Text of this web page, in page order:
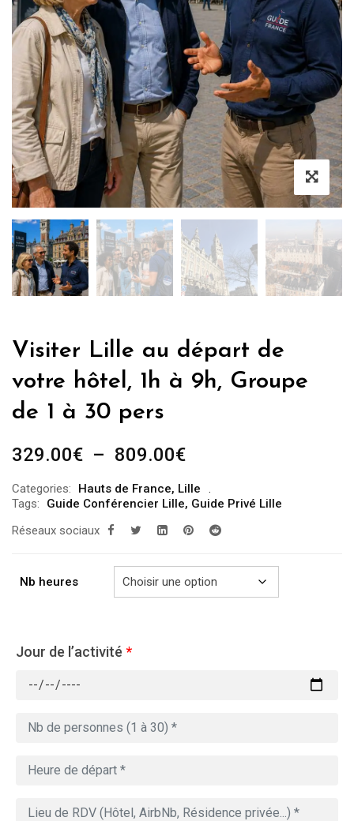
Visiter Lille au départ de
votre hôtel, 1h à 9h, Groupe
de 1 à 30 pers
329.00€ – 809.00€Plage
prix :
329.00€
à
809.00€
Categories: Hauts de France, Lille
Tags:
Guide Conférencier Lille, Guide Privé Lille
Réseaux sociaux
Nb heures
Jour de l’activité *